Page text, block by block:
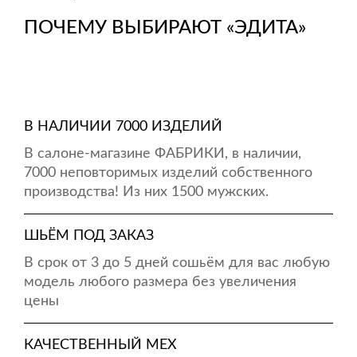
ПОЧЕМУ ВЫБИРАЮТ «ЭДИТА»
В НАЛИЧИИ 7000 ИЗДЕЛИЙ
В салоне-магазине ФАБРИКИ, в наличии,
7000 неповторимых изделий собственного
производства! Из них 1500 мужских.
ШЬЁМ ПОД ЗАКАЗ
В срок от 3 до 5 дней сошьём для вас любую
модель любого размера без увеличения
цены
КАЧЕСТВЕННЫЙ МЕХ